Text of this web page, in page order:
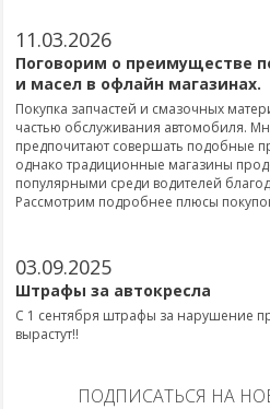
11.03.2026
Поговорим о преимуществе
и масел в офлайн магазинах.
Покупка запчастей и смазочных
частью обслуживания автомобиля.
предпочитают совершать подобные
однако традиционные магазины
популярными среди водителей
Рассмотрим подробнее плюсы
03.09.2025
Штрафы за автокресла
С 1 сентября штрафы за нарушение
вырастут!!
ПОДПИСАТЬСЯ НА